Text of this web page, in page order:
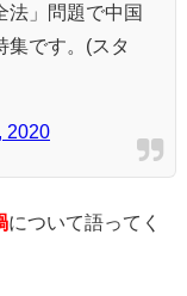
法」問題で中国
集です。(スタ
2020
について語ってく